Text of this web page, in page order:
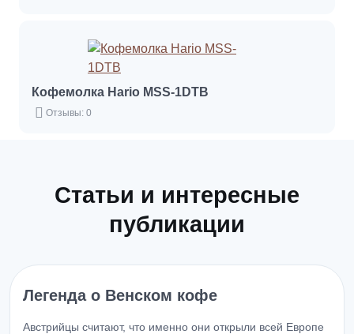
Кофемолка Hario MSS-1DTB
Отзывы: 0
Статьи и интересные
публикации
Легенда о Венском кофе
Австрийцы считают, что именно они открыли всей Европе